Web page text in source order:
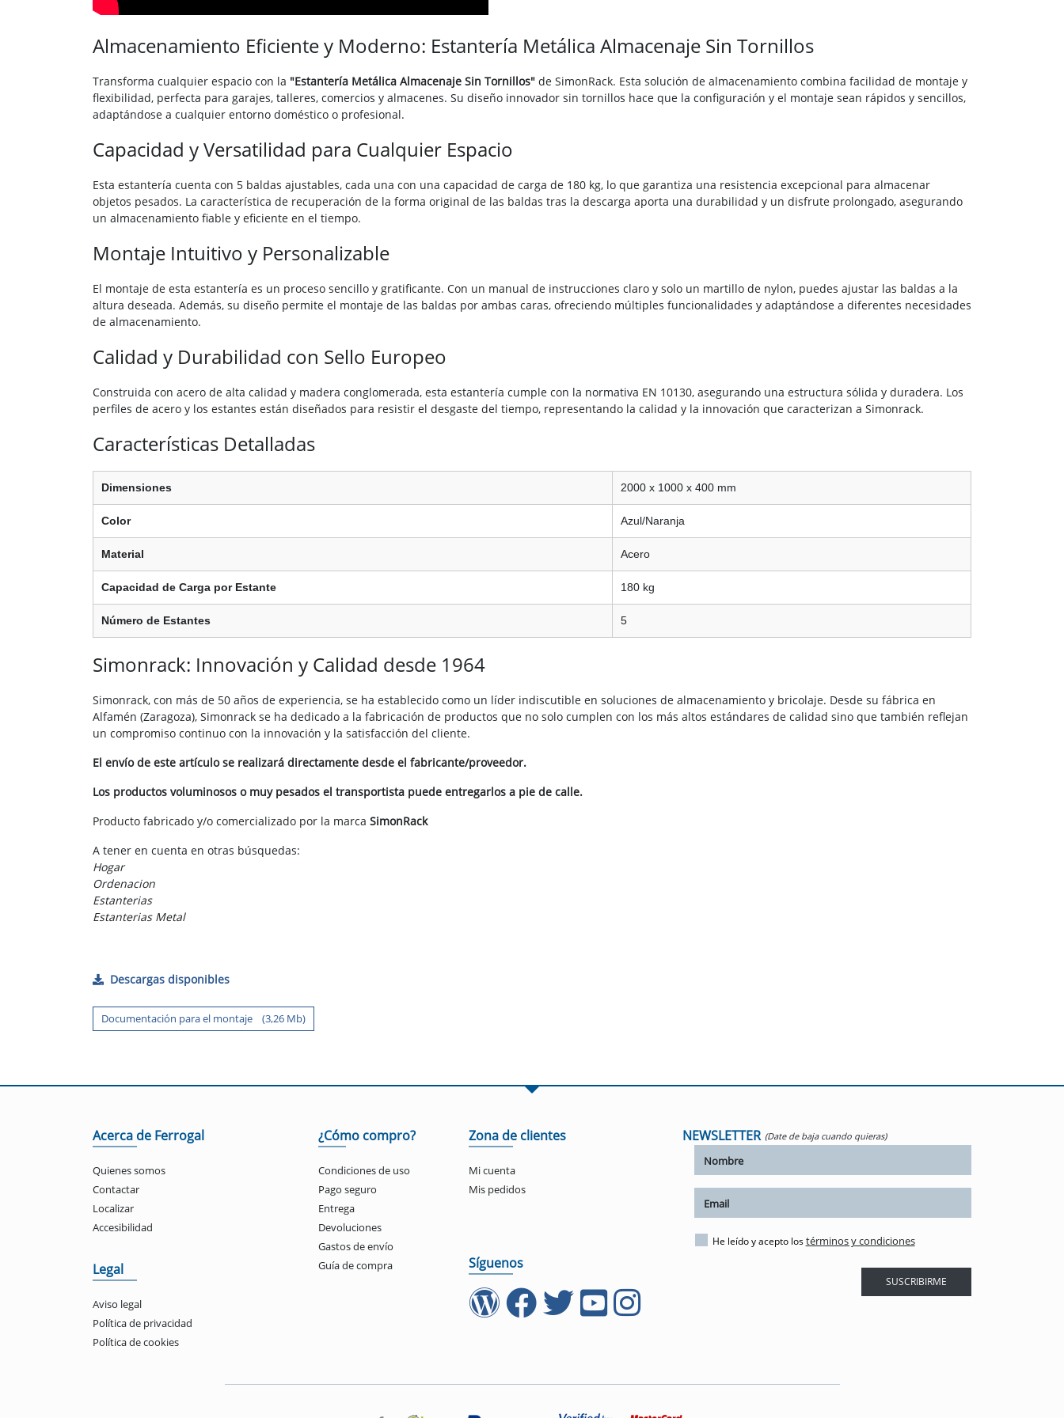
Almacenamiento Eficiente y Moderno: Estantería Metálica Almacenaje Sin Tornillos
Transforma cualquier espacio con la "Estantería Metálica Almacenaje Sin Tornillos" de SimonRack. Esta solución de almacenamiento combina facilidad de montaje y
flexibilidad, perfecta para garajes, talleres, comercios y almacenes. Su diseño innovador sin tornillos hace que la configuración y el montaje sean rápidos y sencillos,
adaptándose a cualquier entorno doméstico o profesional.
Capacidad y Versatilidad para Cualquier Espacio
Esta estantería cuenta con 5 baldas ajustables, cada una con una capacidad de carga de 180 kg, lo que garantiza una resistencia excepcional para almacenar
objetos pesados. La característica de recuperación de la forma original de las baldas tras la descarga aporta una durabilidad y un disfrute prolongado, asegurando
un almacenamiento fiable y eficiente en el tiempo.
Montaje Intuitivo y Personalizable
El montaje de esta estantería es un proceso sencillo y gratificante. Con un manual de instrucciones claro y solo un martillo de nylon, puedes ajustar las baldas a la
altura deseada. Además, su diseño permite el montaje de las baldas por ambas caras, ofreciendo múltiples funcionalidades y adaptándose a diferentes necesidades
de almacenamiento.
Calidad y Durabilidad con Sello Europeo
Construida con acero de alta calidad y madera conglomerada, esta estantería cumple con la normativa EN 10130, asegurando una estructura sólida y duradera. Los
perfiles de acero y los estantes están diseñados para resistir el desgaste del tiempo, representando la calidad y la innovación que caracterizan a Simonrack.
Características Detalladas
Dimensiones 2000 x 1000 x 400 mm
Color Azul/Naranja
Material Acero
Capacidad de Carga por Estante 180 kg
Número de Estantes 5
Simonrack: Innovación y Calidad desde 1964
Simonrack, con más de 50 años de experiencia, se ha establecido como un líder indiscutible en soluciones de almacenamiento y bricolaje. Desde su fábrica en
Alfamén (Zaragoza), Simonrack se ha dedicado a la fabricación de productos que no solo cumplen con los más altos estándares de calidad sino que también reflejan
un compromiso continuo con la innovación y la satisfacción del cliente.
El envío de este artículo se realizará directamente desde el fabricante/proveedor.
Los productos voluminosos o muy pesados el transportista puede entregarlos a pie de calle.
Producto fabricado y/o comercializado por la marca SimonRack
A tener en cuenta en otras búsquedas:
Hogar
Ordenacion
Estanterias
Estanterias Metal
Descargas disponibles
Documentación para el montaje (3,26 Mb)
Acerca de Ferrogal
Quienes somos
Contactar
Localizar
Accesibilidad
Legal
Aviso legal
Política de privacidad
Política de cookies
¿Cómo compro?
Condiciones de uso
Pago seguro
Entrega
Devoluciones
Gastos de envío
Guía de compra
Zona de clientes
Mi cuenta
Mis pedidos
Síguenos
NEWSLETTER (Date de baja cuando quieras)
He leído y acepto lostérminos y condiciones
SUSCRIBIRME